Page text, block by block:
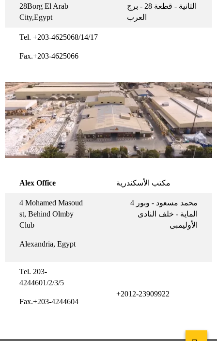
28Borg El Arab
City,Egypt
الثانية - قطعة 28 - برج
العرب
Tel. +203-4625068/14/17
Fax.+203-4625066
Alex Office مكتب الأسكندرية
4 Mohamed Masoud
st, Behind Olmby
Club
Alexandria, Egypt
4 محمد مسعود - وبور
الماية - خلف النادى
الأوليمبى
Tel. 203-
4244601/2/3/5
Fax.+203-4244604
+2012-23909922